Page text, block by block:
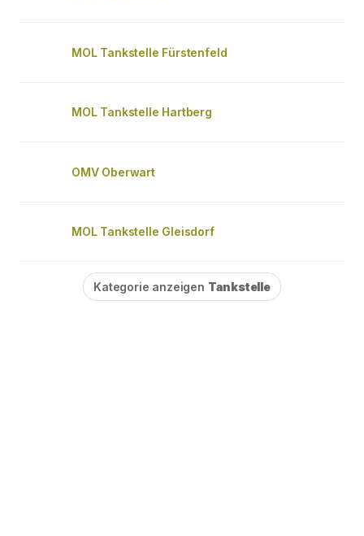
MOL Tankstelle Fürstenfeld
MOL Tankstelle Hartberg
OMV Oberwart
MOL Tankstelle Gleisdorf
Kategorie anzeigen Tankstelle